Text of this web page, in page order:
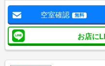
空室確認 無料
お店に